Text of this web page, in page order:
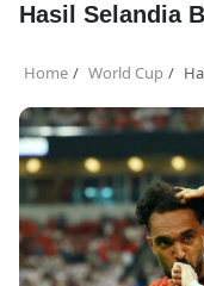
Hasil Selandia
Home World Cup